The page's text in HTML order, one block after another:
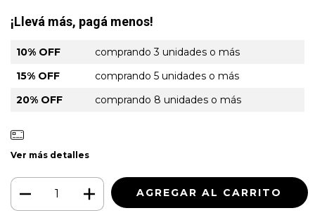
¡Llevá más, pagá menos!
10% OFF
comprando 3 unidades o más
15% OFF
comprando 5 unidades o más
20% OFF
comprando 8 unidades o más
Ver más detalles